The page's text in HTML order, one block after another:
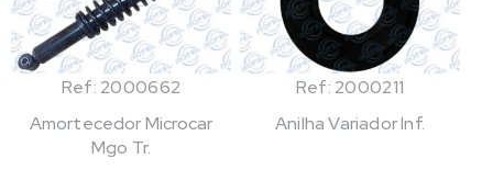
Ref: 2000662
Amortecedor Microcar
Mgo Tr.
Ref: 2000211
Anilha Variador Inf.